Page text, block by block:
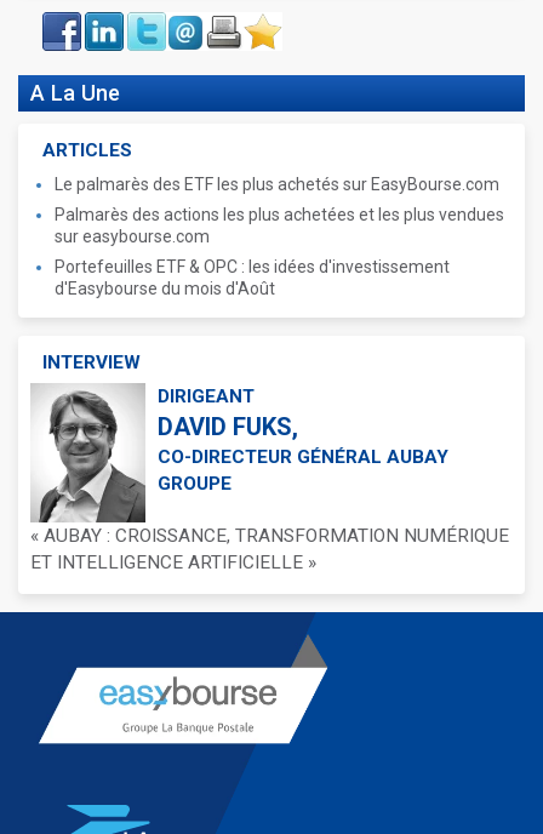
Face
book
LinkIn Twitter Envoyer ImprimerFavoris
A La Une
ARTICLES
Le palmarès des ETF les plus achetés sur EasyBourse.com
Palmarès des actions les plus achetées et les plus vendues
sur easybourse.com
Portefeuilles ETF & OPC : les idées d'investissement
d'Easybourse du mois d'Août
INTERVIEW
DIRIGEANT
DAVID FUKS,
CO-DIRECTEUR GÉNÉRAL AUBAY
GROUPE
« AUBAY : CROISSANCE, TRANSFORMATION NUMÉRIQUE
ET INTELLIGENCE ARTIFICIELLE »